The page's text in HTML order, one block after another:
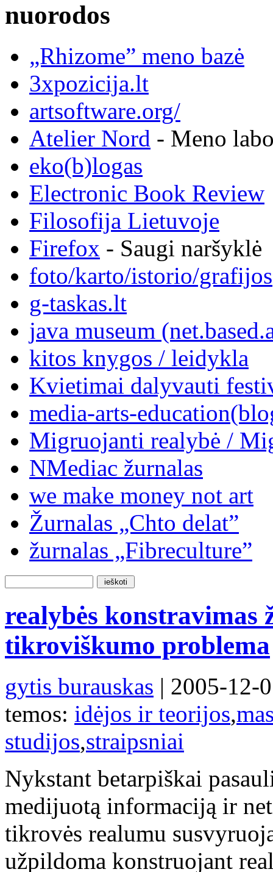
nuorodos
„Rhizome” meno bazė
3xpozicija.lt
artsoftware.org/
Atelier Nord - Meno
eko(b)logas
Electronic Book Review
Filosofija Lietuvoje
Firefox - Saugi naršyklė
foto/karto/istorio/grafijos
g-taskas.lt
java museum
kitos knygos / leidykla
Kvietimai dalyvauti
media-arts-
Migruojanti realybė /
NMediac žurnalas
we make money not art
Žurnalas „Chto delat”
žurnalas „Fibreculture”
realybės konstravimas
tikroviškumo problema
gytis burauskas | 2005-12-
temos: idėjos ir teorijos,
studijos,straipsniai
Nykstant betarpiškai
medijuotą informaciją ir
tikrovės realumu
užpildoma konstruojant